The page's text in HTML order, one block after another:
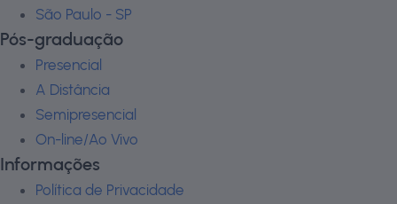
São Paulo - SP
Pós-graduação
Presencial
A Distância
Semipresencial
On-line/Ao Vivo
Informações
Política de Privacidade